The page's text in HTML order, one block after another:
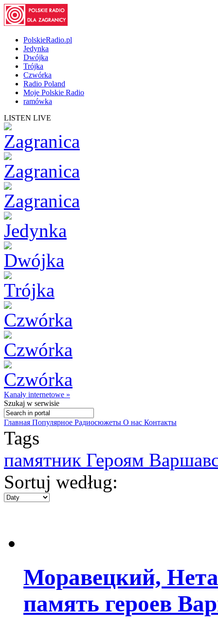
PolskieRadio.pl
Jedynka
Dwójka
Trójka
Czwórka
Radio Poland
Moje Polskie Radio
ramówka
LISTEN LIVE
Kanały internetowe »
Szukaj w serwisie
Главная Популярное Радиосюжеты О нас Контакты
Tags
памятник Героям
Sortuj według:
Моравецкий,
память героев